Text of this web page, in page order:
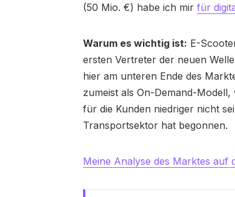
(50 Mio. €) habe ich mir für
Warum es wichtig ist: E-
ersten Vertreter der neuen
hier am unteren Ende des
zumeist als On-Demand-
für die Kunden niedriger nicht
Transportsektor hat begonnen.
Meine Analyse des Marktes auf